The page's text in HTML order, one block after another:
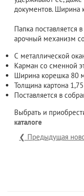
документов. Ширина
Папка поставляется
арочный механизм
С металлической
Карман со сменной
Ширина корешка 80
Толщина картона
Поставляется в
Выбрать и
каталоге
❮ Предыдущая